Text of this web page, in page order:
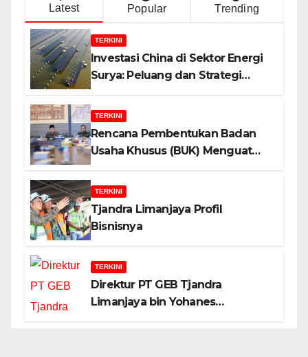
Latest Popular Trending
TERKINI
Investasi China di Sektor Energi
Surya: Peluang dan Strategi
TERKINI
Rencana Pembentukan Badan
Usaha Khusus (BUK) Menguat
Alasannya!
TERKINI
Tjandra Limanjaya Profil
Bisnisnya
TERKINI
Direktur PT GEB Tjandra
Limanjaya bin Yohanes